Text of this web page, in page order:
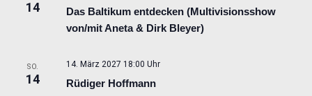
14
Das Baltikum entdecken (Multivisionsshow
von/mit Aneta & Dirk Bleyer)
SO.
14 Rüdiger Hoffmann
14. März 2027 18:00 Uhr